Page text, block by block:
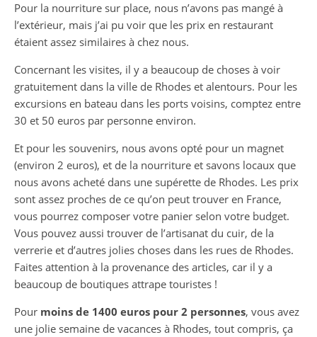
Pour la nourriture sur place, nous n’avons pas mangé à
l’extérieur, mais j’ai pu voir que les prix en restaurant
étaient assez similaires à chez nous.
Concernant les visites, il y a beaucoup de choses à voir
gratuitement dans la ville de Rhodes et alentours. Pour les
excursions en bateau dans les ports voisins, comptez entre
30 et 50 euros par personne environ.
Et pour les souvenirs, nous avons opté pour un magnet
(environ 2 euros), et de la nourriture et savons locaux que
nous avons acheté dans une supérette de Rhodes. Les prix
sont assez proches de ce qu’on peut trouver en France,
vous pourrez composer votre panier selon votre budget.
Vous pouvez aussi trouver de l’artisanat du cuir, de la
verrerie et d’autres jolies choses dans les rues de Rhodes.
Faites attention à la provenance des articles, car il y a
beaucoup de boutiques attrape touristes !
Pour moins de 1400 euros pour 2 personnes, vous avez
une jolie semaine de vacances à Rhodes, tout compris, ça